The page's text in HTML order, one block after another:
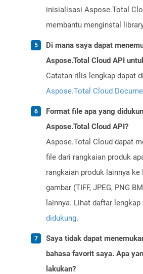
inisialisasi Aspose.Total
membantu menginstal
Di mana saya dapat
Aspose.Total Cloud API
Catatan rilis lengkap dapat
Aspose.Total Cloud
Format file apa yang
Aspose.Total Cloud API?
Aspose.Total Cloud dapat
file dari rangkaian produk
rangkaian produk lainnya ke
gambar (TIFF, JPEG, PNG
lainnya. Lihat daftar lengkap
didukung.
Saya tidak dapat
bahasa favorit saya. Apa
lakukan?